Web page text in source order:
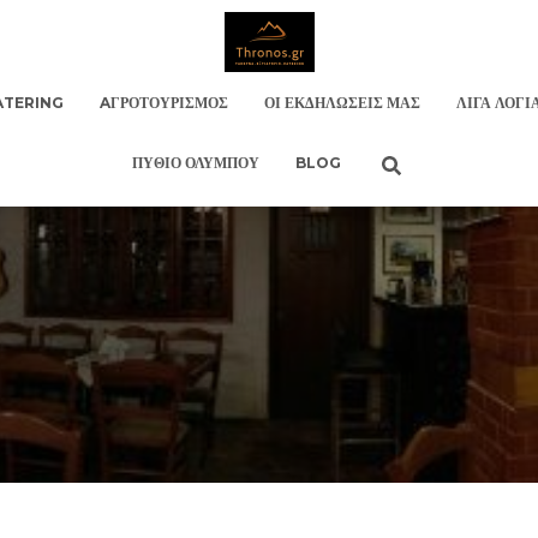
AΓΡΟΤΟΥΡΙΣΜΌΣ ΟΙ ΕΚΔΗΛΏΣΕΙΣ ΜΑΣ ΛΊΓΑ
ΠΎΘΙΟ ΟΛΎΜΠΟΥ BLOG